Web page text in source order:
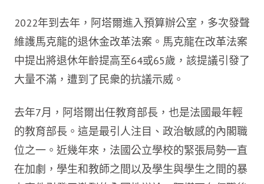
2022年到去年，阿塔爾進入預算辦公室，多次發聲
維護馬克龍的退休金改革法案。馬克龍在改革法案
中提出將退休年齡提高至64或65歲，該提議引發了
大量不滿，遭到了民衆的抗議示威。
去年7月，阿塔爾出任教育部長，也是法國最年輕
的教育部長。這是最引人注目、政治敏感的內閣職
位之一。近幾年來，法國公立學校的緊張局勢一直
在加劇，學生和教師之間以及學生與學生之間的暴